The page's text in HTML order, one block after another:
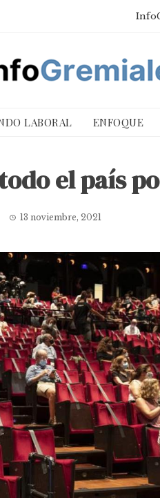
LABORAL ENFOQUE
el país
13 noviembre, 2021